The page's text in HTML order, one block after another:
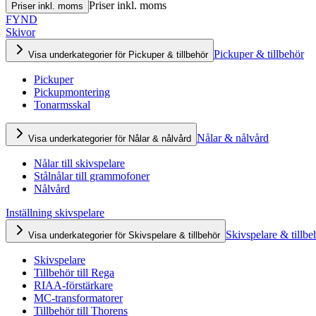
Priser inkl. moms Priser inkl. moms
FYND
Skivor
Visa underkategorier för Pickuper & tillbehör Pickuper & tillbehör
Pickuper
Pickupmontering
Tonarmsskal
Visa underkategorier för Nålar & nålvård Nålar & nålvård
Nålar till skivspelare
Stålnålar till grammofoner
Nålvård
Inställning skivspelare
Visa underkategorier för Skivspelare & tillbehör Skivspelare &
Skivspelare
Tillbehör till Rega
RIAA-förstärkare
MC-transformatorer
Tillbehör till Thorens